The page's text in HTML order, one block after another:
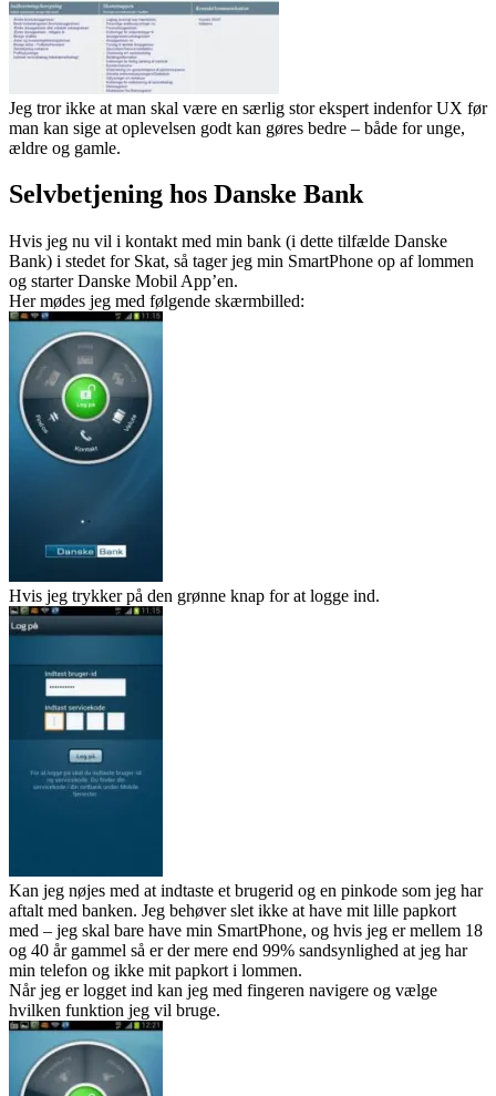
Jeg tror ikke at man skal være en særlig stor ekspert indenfor UX før
man kan sige at oplevelsen godt kan gøres bedre – både for unge,
ældre og gamle.
Selvbetjening hos Danske Bank
Hvis jeg nu vil i kontakt med min bank (i dette tilfælde Danske
Bank) i stedet for Skat, så tager jeg min SmartPhone op af lommen
og starter Danske Mobil App’en.
Her mødes jeg med følgende skærmbilled:
Hvis jeg trykker på den grønne knap for at logge ind.
Kan jeg nøjes med at indtaste et brugerid og en pinkode som jeg har
aftalt med banken. Jeg behøver slet ikke at have mit lille papkort
med – jeg skal bare have min SmartPhone, og hvis jeg er mellem 18
og 40 år gammel så er der mere end 99% sandsynlighed at jeg har
min telefon og ikke mit papkort i lommen.
Når jeg er logget ind kan jeg med fingeren navigere og vælge
hvilken funktion jeg vil bruge.